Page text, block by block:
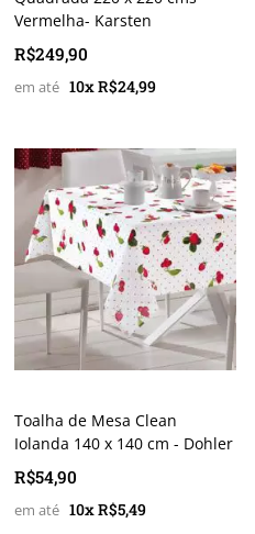
Vermelha- Karsten
R$249,90
10x R$24,99
Toalha de Mesa Clean
Iolanda 140 x 140 cm - Dohler
R$54,90
10x R$5,49